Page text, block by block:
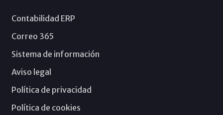
Contabilidad ERP
Correo 365
Sistema de información
Aviso legal
Política de privacidad
Política de cookies